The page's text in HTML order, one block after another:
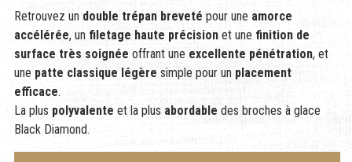
Retrouvez un double trépan brevetépour une amorce
accélérée, unfiletage haute précisionet une finition de
surface très soignée offrant une excellente pénétration, et
une patte classique légère simple pour un placement
efficace.
La plus polyvalente et la plusabordabledes broches à glace
Black Diamond.